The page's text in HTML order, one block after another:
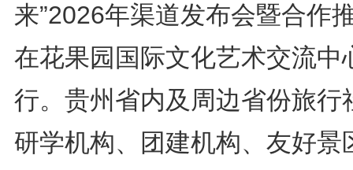
来”2026年渠道发布会暨合作
在花果园国际文化艺术交流中
行。贵州省内及周边省份旅行
研学机构、团建机构、友好景